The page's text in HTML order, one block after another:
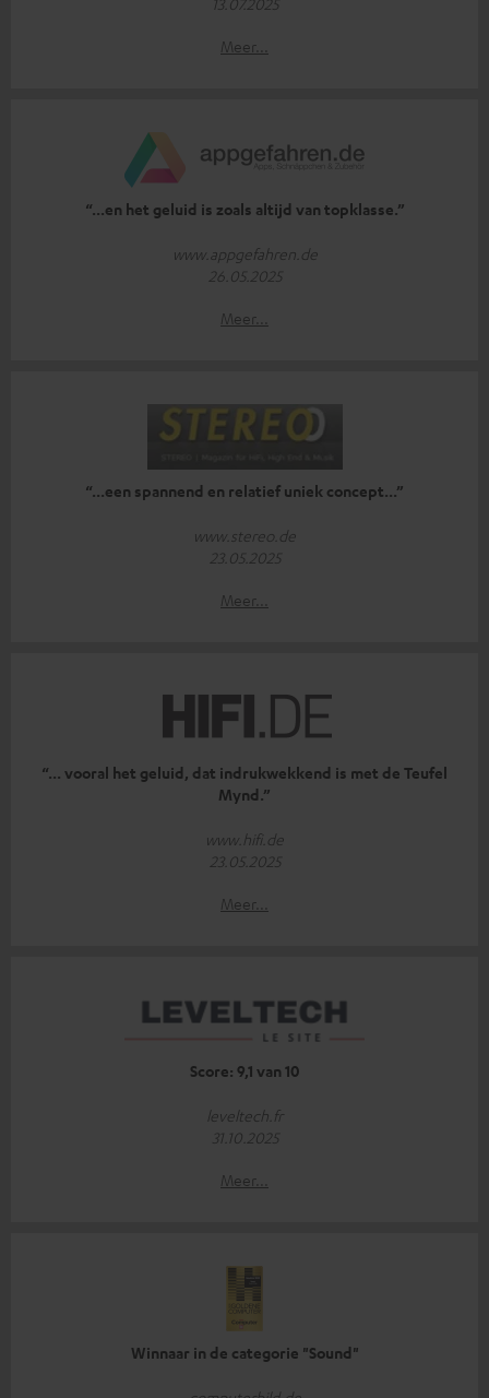
Meer...
“...en het geluid is zoals altijd van topklasse.”
www.appgefahren.de
26.05.2025
Meer...
“...een spannend en relatief uniek concept...”
www.stereo.de
23.05.2025
Meer...
“... vooral het geluid, dat indrukwekkend is met de Teufel
Mynd.”
www.hifi.de
23.05.2025
Meer...
Score: 9,1 van 10
leveltech.fr
31.10.2025
Meer...
Winnaar in de categorie "Sound"